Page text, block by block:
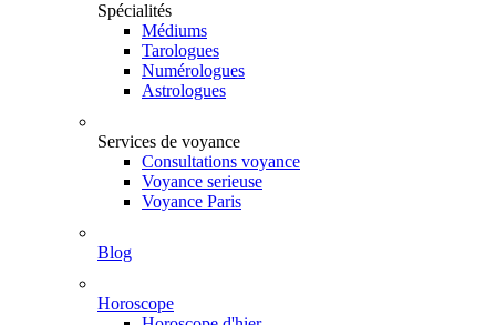
Spécialités
Médiums
Tarologues
Numérologues
Astrologues
Services de voyance
Consultations voyance
Voyance serieuse
Voyance Paris
Blog
Horoscope